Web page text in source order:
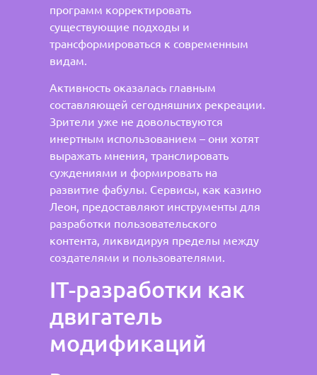
программ корректировать
существующие подходы и
трансформироваться к современным
видам.
Активность оказалась главным
составляющей сегодняшних рекреации.
Зрители уже не довольствуются
инертным использованием – они хотят
выражать мнения, транслировать
суждениями и формировать на
развитие фабулы. Сервисы, как казино
Леон, предоставляют инструменты для
разработки пользовательского
контента, ликвидируя пределы между
создателями и пользователями.
IT-разработки как
двигатель
модификаций